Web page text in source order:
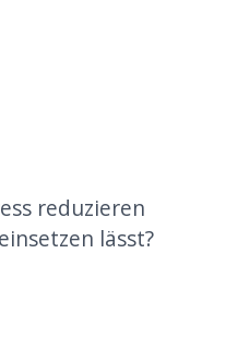
reduzieren
lässt?